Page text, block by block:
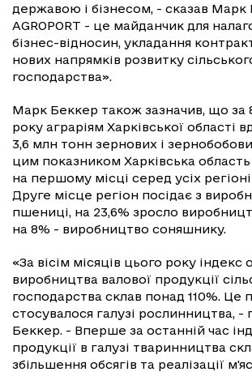
державою і бізнесом, - сказав Марк
AGROPORT - це майданчик для
бізнес-відносин, укладання
нових напрямків розвитку
господарства».
Марк Беккер також зазначив, що за
року аграріям Харківської області
3,6 млн тонн зернових і
цим показником Харківська
на першому місці серед усіх
Друге місце регіон посідає з
пшениці, на 23,6% зросло
на 8% - виробництво соняшнику.
«За вісім місяців цього року індекс
виробництва валової продукції
господарства склав понад 110%. Це
стосувалося галузі рослинництва,
Беккер. - Вперше за останній час
продукції в галузі тваринництва
збільшення обсягів та реалізації